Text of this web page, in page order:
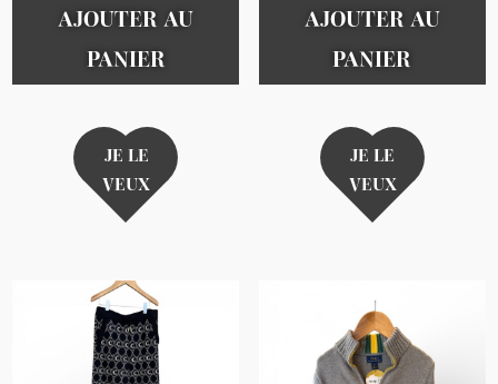
AJOUTER AU
PANIER
JE LE
VEUX
AJOUTER AU
PANIER
JE LE
VEUX